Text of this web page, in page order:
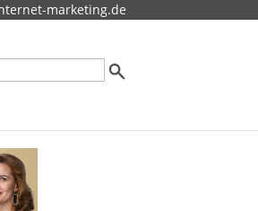
marketing.de